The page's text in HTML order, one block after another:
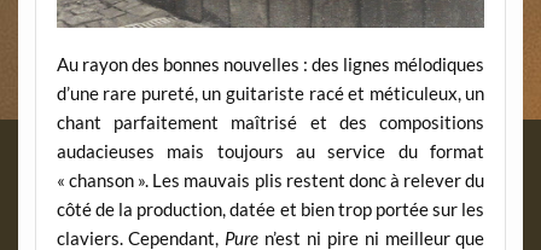
Au rayon des bonnes nouvelles : des lignes mélodiques
d’une rare pureté, un guitariste racé et méticuleux, un
chant parfaitement maîtrisé et des compositions
audacieuses mais toujours au service du format
« chanson ». Les mauvais plis restent donc à relever du
côté de la production, datée et bien trop portée sur les
claviers. Cependant, Pure n’est ni pire ni meilleur que